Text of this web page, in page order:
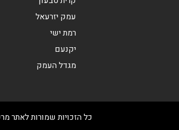
עמק יזרעאל
רמת ישי
יקנעם
מגדל העמק
כל הזכויות שמורות לאתר מרכז